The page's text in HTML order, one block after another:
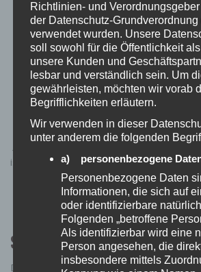
Hundemantel: So bleibt euer
entspannt!
Beitragsnavigation
← Heiß draußen, kühl geblieben: Dieser
ist euer neuer Sommerbegleiter!
Hände frei, Kopf kühl: Mit diesem
ihr nicht
Schreibe einen Kommentar
Deine E-Mail-Adresse wird nicht
Richtlinien- und
der Datenschutz-Grundverordnung
verwendet wurden. Unsere
soll sowohl für die Öffentlichkeit
unsere Kunden und
lesbar und verständlich sein. Um
gewährleisten, möchten wir vorab
Begrifflichkeiten erläutern.
Wir verwenden in dieser
unter anderem die folgenden
a) personenbezogene
Personenbezogene Daten
Informationen, die sich auf
oder identifizierbare
Folgenden „betroffene
Als identifizierbar wird eine
Person angesehen, die
insbesondere mittels